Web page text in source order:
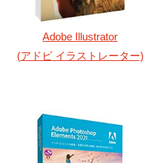
Adobe Illustrator
(アドビ イラストレーター)